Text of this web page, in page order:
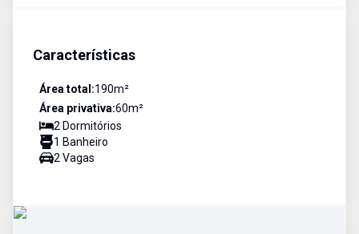
Características
Área total:190m²
Área privativa:60m²
2 Dormitórios
1 Banheiro
2 Vagas